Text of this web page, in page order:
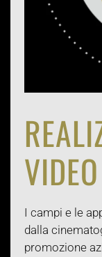
I campi e le
dalla
promozione